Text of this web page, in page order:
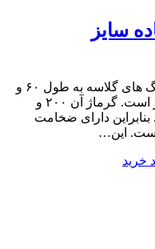
این ساک دستی بزرگترین سایز بگ های گلاسه به طول ۶۰ و
ارتفاع ۵۰ و عرض ۱۷ سانتی متر است. گرماژ آن ۲۰۰ و
دارای ضخامت